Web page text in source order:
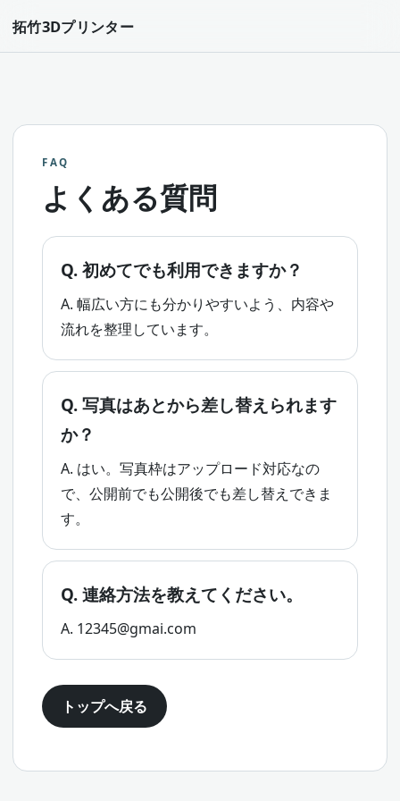
拓竹3Dプリンター
FAQ
よくある質問
Q. 初めてでも利用できますか？
A. 幅広い方にも分かりやすいよう、内容や
流れを整理しています。
Q. 写真はあとから差し替えられます
か？
A. はい。写真枠はアップロード対応なの
で、公開前でも公開後でも差し替えできま
す。
Q. 連絡方法を教えてください。
A. 12345@gmai.com
トップへ戻る